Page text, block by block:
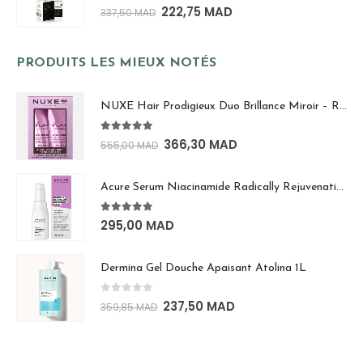
out of 5
337,50MAD 222,75 MAD
PRODUITS LES MIEUX NOTÉS
NUXE Hair Prodigieux Duo Brillance Miroir – Rituel Sublimateur Pour Cheveux Radieux
out of 5
555,00MAD 366,30 MAD
Acure Serum Niacinamide Radically Rejuvenating 30mL
5.00 out of 5
295,00 MAD
Dermina Gel Douche Apaisant Atolina 1L
out of 5
359,85MAD 237,50 MAD